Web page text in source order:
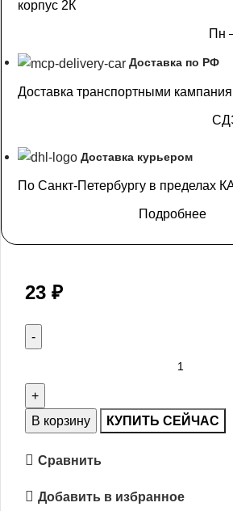
корпус 2К
Пн
Доставка по РФ
Доставка транспортными
Доставка курьером
По Санкт-Петербургу в пределах
Подробнее
23 ₽
В корзину КУПИТЬ СЕЙЧАС
Сравнить
Добавить в избранное